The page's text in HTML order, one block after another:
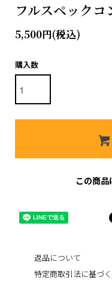
フルスペックコ
5,500円(税込)
購入数
この商
返品について
特定商取引法に基づ